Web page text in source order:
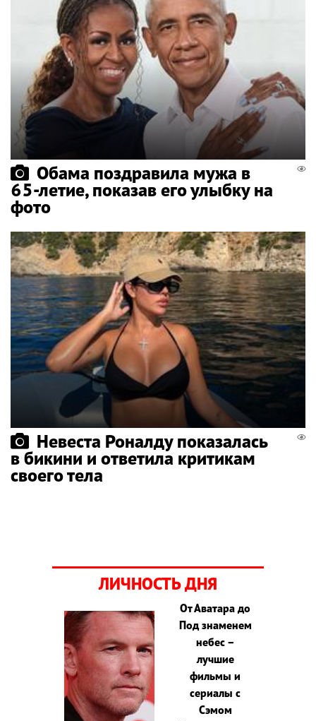
Обама поздравила мужа в
65-летие, показав его улыбку на
фото
Невеста Роналду показалась
в бикини и ответила критикам
своего тела
ЛИЧНОСТЬ ДНЯ
От Аватара до
Под знаменем
небес –
лучшие
фильмы и
сериалы с
Сэмом